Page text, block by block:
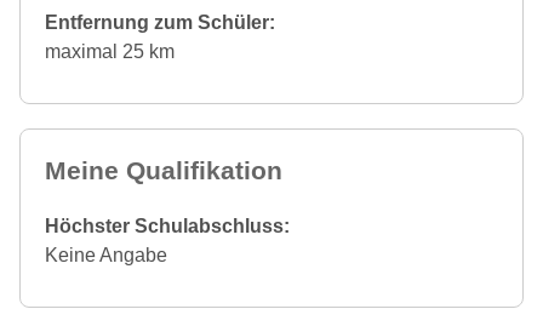
Entfernung zum Schüler:
maximal 25 km
Meine Qualifikation
Höchster Schulabschluss:
Keine Angabe